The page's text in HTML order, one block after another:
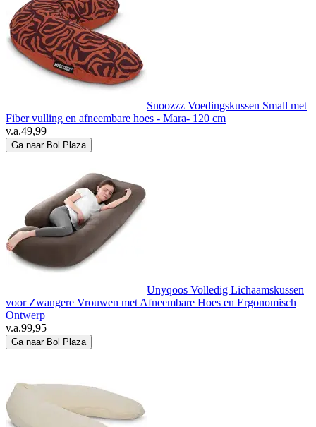
Snoozzz Voedingskussen Small met
Fiber vulling en afneembare hoes - Mara- 120 cm
v.a.49,99
Ga naar Bol Plaza
Unyqoos Volledig Lichaamskussen
voor Zwangere Vrouwen met Afneembare Hoes en Ergonomisch
Ontwerp
v.a.99,95
Ga naar Bol Plaza